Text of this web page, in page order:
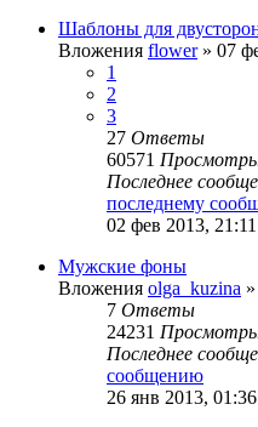
Шаблоны для
Вложения flower» 07
1
2
3
27 Ответы
60571
Последнее
последнему
02 фев 2013, 21:11
Мужские фоны
Вложения olga_kuzina
7 Ответы
24231
Последнее
сообщению
26 янв 2013, 01:36